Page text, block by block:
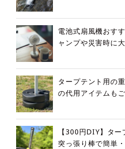
電池式扇風機おす
ャンプや災害時に大
タープテント用の
の代用アイテムもご
【300円DIY】タ
突っ張り棒で簡単